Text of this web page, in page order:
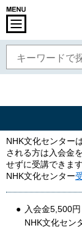
NHK文化センター
される方は入会金
せずに受講できます
NHK文化センター
入会金5,500
NHK文化セン